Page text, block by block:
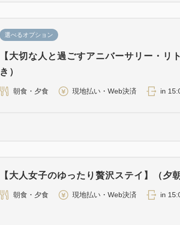
選べるオプション
【大切な人と過ごすアニバーサリー・リ
き）
朝食・夕食 現地払い・Web決済 in
【大人女子のゆったり贅沢ステイ】（
朝食・夕食 現地払い・Web決済 in